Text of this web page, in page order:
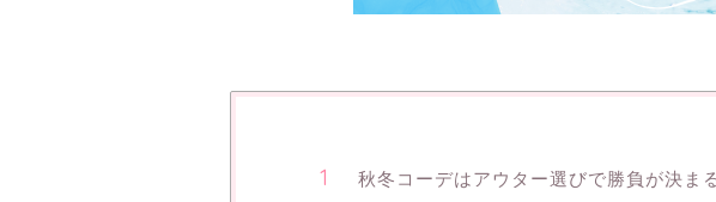
秋冬コーデはアウター選びで勝負が決ま